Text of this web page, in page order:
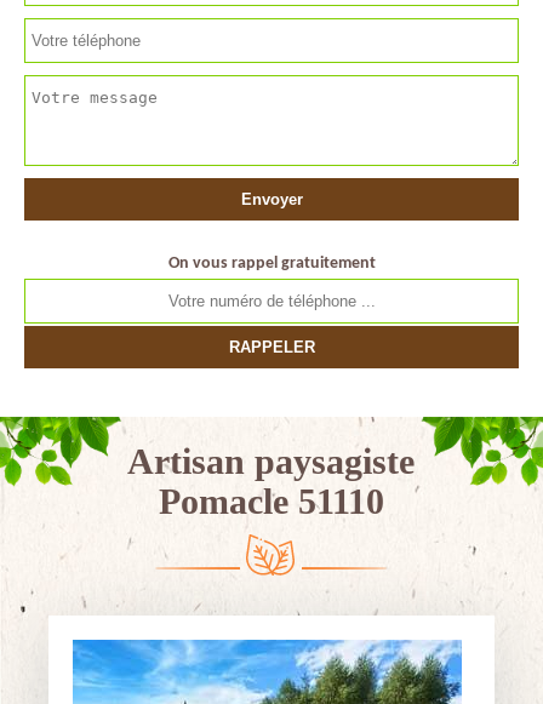
On vous rappel gratuitement
Artisan paysagiste
Pomacle 51110